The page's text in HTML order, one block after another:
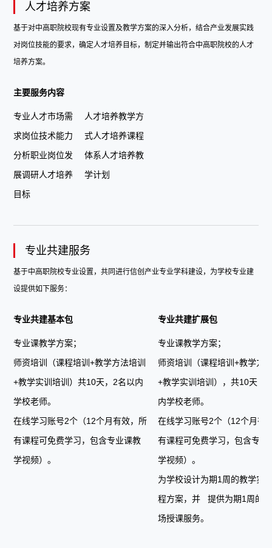
人才培养方案
基于对中高职院校现有专业设置及教学方案的深入分析，结合产业发展实践
对岗位技能的要求，确定人才培养目标，制定并输出符合中高职院校的人才
培养方案。
主要服务内容
专业人才市场需
求岗位技术能力
分析职业岗位发
展调研人才培养
目标
人才培养教学方
式人才培养课程
体系人才培养教
学计划
专业共建服务
基于中高职院校专业设置，共同进行信创产业专业学科建设，为学校专业建
设提供如下服务：
专业共建基本包
专业课教学方案；
师资培训（课程培训+教学方法培训
+教学实训培训）共10天，2名以内
学校老师。
在线学习账号2个（12个月有效，所
有课程可免费学习，包含专业课教
学视频）。
专业共建扩展包
专业课教学方案；
师资培训（课程培训+教学方
+教学实训培训），共10天，
内学校老师。
在线学习账号2个（12个月有
有课程可免费学习，包含专业
学视频）。
为学校设计为期1周的教学实
程方案，并 提供为期1周的
场授课服务。